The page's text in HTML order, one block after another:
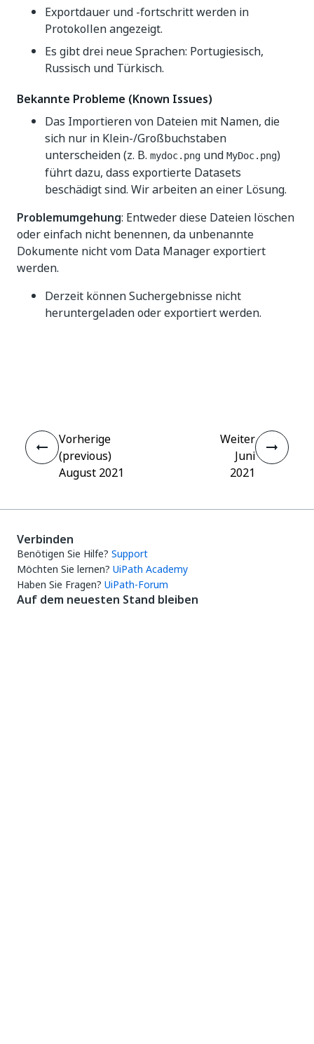
Exportdauer und -fortschritt werden in
Protokollen angezeigt.
Es gibt drei neue Sprachen: Portugiesisch,
Russisch und Türkisch.
Bekannte Probleme (Known Issues)
Das Importieren von Dateien mit Namen, die
sich nur in Klein-/Großbuchstaben
unterscheiden (z. B. mydoc.png und MyDoc.png)
führt dazu, dass exportierte Datasets
beschädigt sind. Wir arbeiten an einer Lösung.
Problemumgehung: Entweder diese Dateien löschen
oder einfach nicht benennen, da unbenannte
Dokumente nicht vom Data Manager exportiert
werden.
Derzeit können Suchergebnisse nicht
heruntergeladen oder exportiert werden.
Vorherige
(previous)
August 2021
Weiter
Juni
2021
Verbinden
Benötigen Sie Hilfe? Support
Möchten Sie lernen? UiPath Academy
Haben Sie Fragen? UiPath-Forum
Auf dem neuesten Stand bleiben